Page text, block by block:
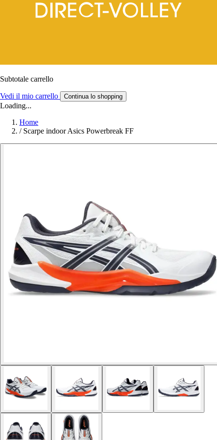
Subtotale carrello
Vedi il mio carrello Continua lo shopping
Loading...
Home
/ Scarpe indoor Asics Powerbreak FF